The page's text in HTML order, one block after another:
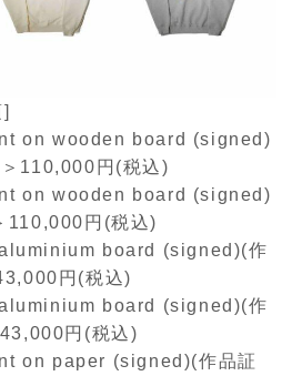
on wooden board (signed)
110,000円(税込)
on wooden board (signed)
110,000円(税込)
board (signed)(作
円(税込)
board (signed)(作
円(税込)
on paper (signed)(作品証